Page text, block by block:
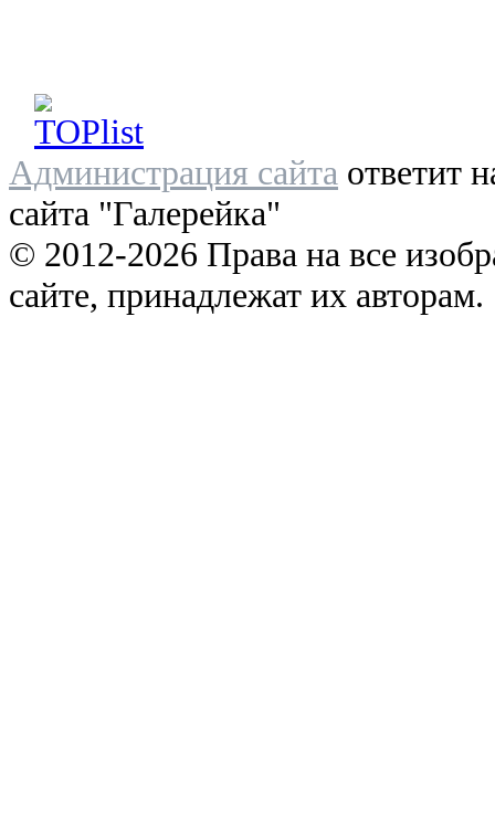
Администрация сайта ответит
сайта "Галерейка"
© 2012-2026 Права на все
сайте, принадлежат их авторам.